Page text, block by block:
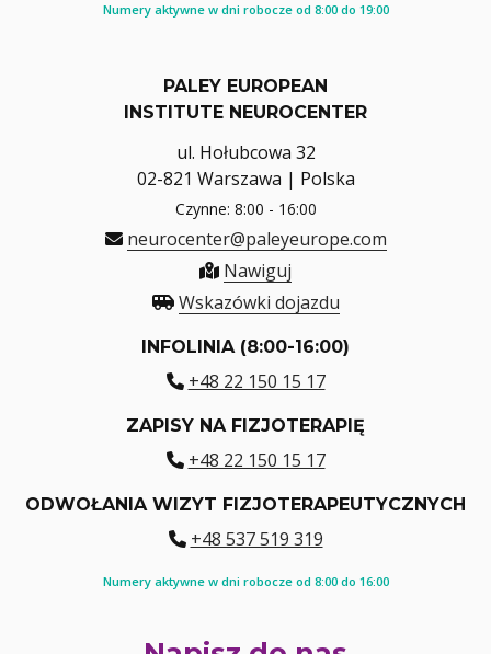
Numery aktywne w dni robocze od 8:00 do 19:00
PALEY EUROPEAN
INSTITUTE NEUROCENTER
ul. Hołubcowa 32
02-821 Warszawa | Polska
Czynne: 8:00 - 16:00
neurocenter@paleyeurope.com
Nawiguj
Wskazówki dojazdu
INFOLINIA (8:00-16:00)
+48 22 150 15 17
ZAPISY NA FIZJOTERAPIĘ
+48 22 150 15 17
ODWOŁANIA WIZYT FIZJOTERAPEUTYCZNYCH
+48 537 519 319
Numery aktywne w dni robocze od 8:00 do 16:00